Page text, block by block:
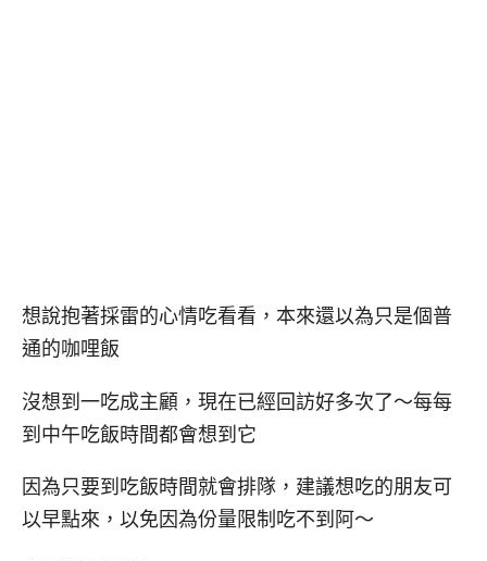
想說抱著採雷的心情吃看看，本來還以為只是個普
通的咖哩飯
沒想到一吃成主顧，現在已經回訪好多次了～每每
到中午吃飯時間都會想到它
因為只要到吃飯時間就會排隊，建議想吃的朋友可
以早點來，以免因為份量限制吃不到阿～